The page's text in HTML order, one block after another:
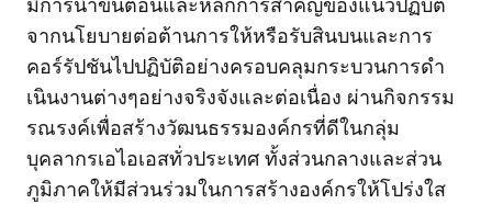
มีการนำขั้นตอนและหลักการสำคัญของแนวปฏิบัติ
จากนโยบายต่อต้านการให้หรือรับสินบนและการ
คอร์รัปชันไปปฏิบัติอย่างครอบคลุมกระบวนการดํา
เนินงานต่างๆอย่างจริงจังและต่อเนื่อง ผ่านกิจกรรม
รณรงค์เพื่อสร้างวัฒนธรรมองค์กรที่ดีในกลุ่ม
บุคลากรเอไอเอสทั่วประเทศ ทั้งส่วนกลางและส่วน
ภูมิภาคให้มีส่วนร่วมในการสร้างองค์กรให้โปร่งใส